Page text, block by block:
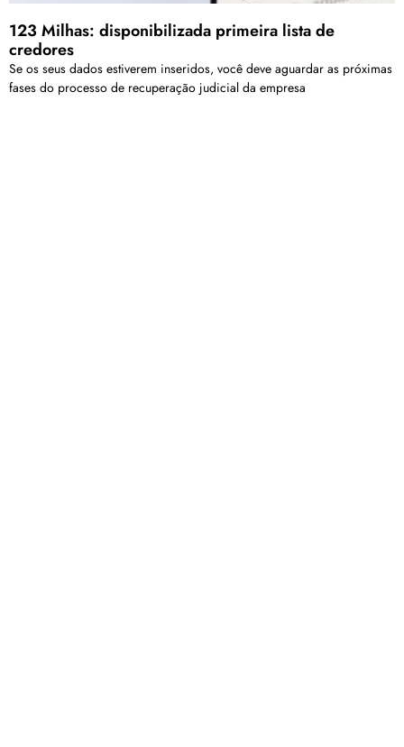
123 Milhas: disponibilizada primeira lista de
credores
Se os seus dados estiverem inseridos, você deve aguardar as próximas
fases do processo de recuperação judicial da empresa